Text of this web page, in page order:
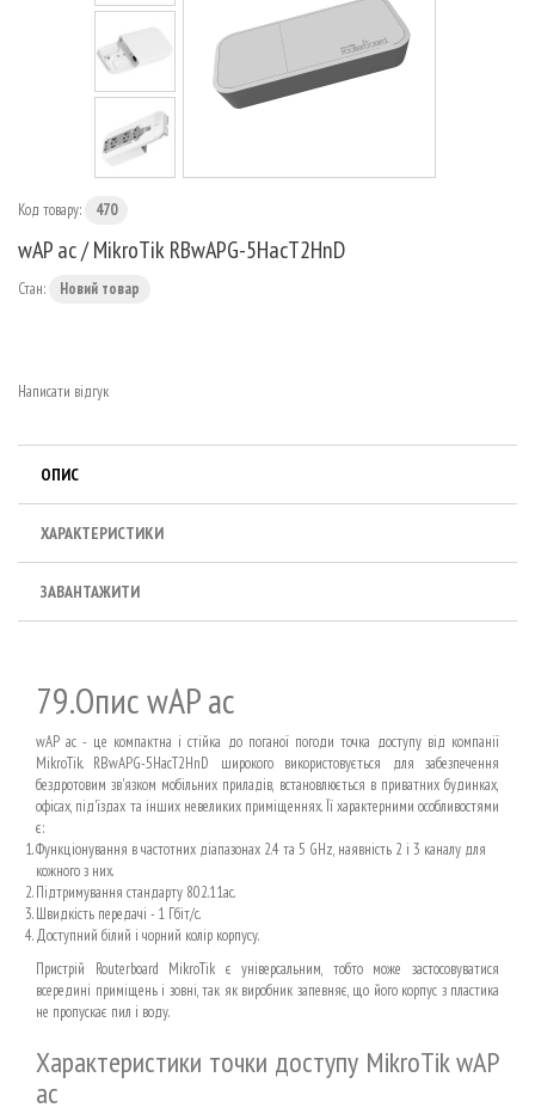
Код товару: 470
wAP ac / MikroTik RBwAPG-5HacT2HnD
Стан: Новий товар
Написати відгук
ОПИС
ХАРАКТЕРИСТИКИ
ЗАВАНТАЖИТИ
79.Опис wAP ac
wAP ac - це компактна і стійка до поганої погоди точка доступу від компанії
MikroTik. RBwAPG-5HacT2HnD широкого використовується для забезпечення
бездротовим зв'язком мобільних приладів, встановлюється в приватних будинках,
офісах, під'їздах та інших невеликих приміщеннях. Її характерними особливостями
є:
Функціонування в частотних діапазонах 2.4 та 5 GHz, наявність 2 і 3 каналу для
кожного з них.
Підтримування стандарту 802.11ас.
Швидкість передачі - 1 Гбіт/с.
Доступний білий і чорний колір корпусу.
Пристрій Routerboard MikroTik є універсальним, тобто може застосовуватися
всередині приміщень і зовні, так як виробник запевняє, що його корпус з пластика
не пропускає пил і воду.
Характеристики точки доступу MikroTik wAP
ac